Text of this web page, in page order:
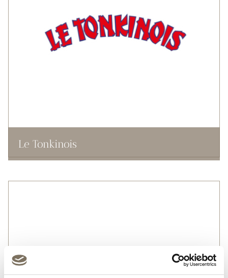
Le Tonkinois